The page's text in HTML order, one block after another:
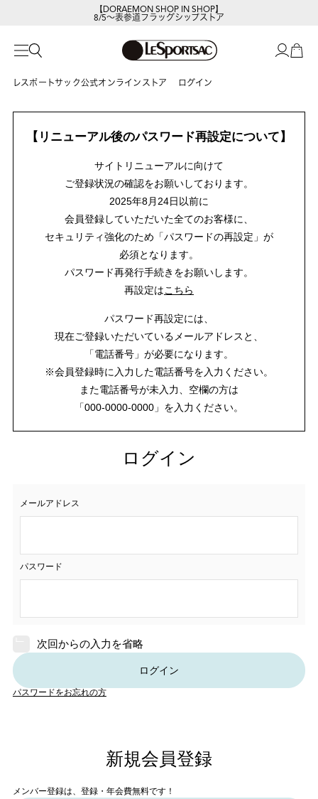
【DORAEMON SHOP IN SHOP】
8/5～表参道フラッグシップストア
レスポートサック公式オンラインストア ログイン
【リニューアル後のパスワード再設定について】
サイトリニューアルに向けて
ご登録状況の確認をお願いしております。
2025年8月24日以前に
会員登録していただいた全てのお客様に、
セキュリティ強化のため「パスワードの再設定」が
必須となります。
パスワード再発行手続きをお願いします。
再設定はこちら
パスワード再設定には、
現在ご登録いただいているメールアドレスと、
「電話番号」が必要になります。
※会員登録時に入力した電話番号を入力ください。
また電話番号が未入力、空欄の方は
「000-0000-0000」を入力ください。
ログイン
メールアドレス
パスワード
次回からの入力を省略
ログイン
パスワードをお忘れの方
新規会員登録
メンバー登録は、登録・年会費無料です！